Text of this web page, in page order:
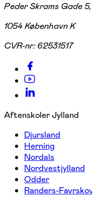
Peder Skrams Gade 5,
1054 København K
CVR-nr: 62531517
Aftenskoler Jylland
Djursland
Herning
Nordals
Nordvestjylland
Odder
Randers-